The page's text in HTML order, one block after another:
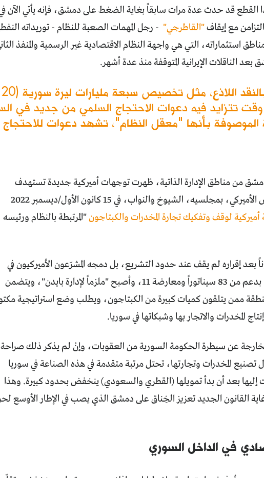
القطع قد حدث عدة مرات سابقاً بغاية الضغط على دمشق، فإنه يأتي اﻵن
مع إيقاف"القاطرجي" - رجل المهمات الصعبة للنظام - توريداته
استثماراته، التي هي واجهة النظام الاقتصادية غير الرسمية والمنفذ
الناقلات اﻹيرانية المتوقفة منذ عدة أشهر.
تتزايد فيه دعوات الاحتجاج السلمي من جديد في
بأنها "معقل النظام"، تشهد دعوات للاحتجاج
من مناطق اﻹدارة الذاتية، ظهرت توجهات أميركية جديدة تستهدف
الشيوخ والنواب، في 15 كانون اﻷول/ديسمبر 2022
لوقف وتفكيك تجارة المخدرات والكبتاجون"المرتبطة بالنظام ورئيسه
بعد إقراره لم يقف عند حدود التشريع، بل دمجه المشرّعون اﻷميركيون في
موازنة وزارة الدفاع للعام 2023، بدعم من 83 سيناتوراً ومعارضة 11، وأصبح "ملزماً ﻹدارة بايدن"، ويتضمن
ممن يتلقون كميات كبيرة من الكبتاجون، ويطلب وضع استراتيجية
الخارجة عن سيطرة الحكومة السورية من العقوبات، وإنْ لم يذكر ذلك
تصنيع المخدرات وتجارتها، تحتل مرتبة متقدمة في هذه الصناعة في سوريا
إليها بعد أن بدأ تمويلها (القطري والسعودي) ينخفض بحدود كبيرة. وهذا
غاية القانون الجديد تعزيز الخِناق على دمشق الذي يصب في اﻹطار اﻷوسع
في الداخل السوري